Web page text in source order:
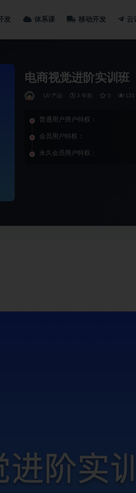
发 体系课 移动开发 云
电商视觉进阶实训班
UI/产品 3 年前 0 131
普通用户用户特权：
会员用户特权：
永久会员用户特权：